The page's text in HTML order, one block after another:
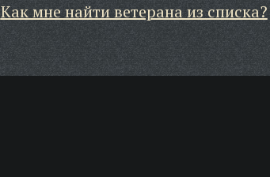
Как мне найти ветерана из списка?